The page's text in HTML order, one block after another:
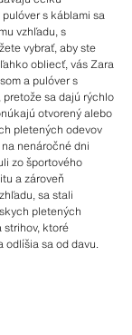
s káblami sa
vzhľadu, s
vybrať, aby ste
obliecť, vás Zara
a pulóver s
sa dajú rýchlo
otvorený alebo
pletených odevov
nenáročné dni
zo športového
a zároveň
sa stali
pletených
strihov, ktoré
odlíšia sa od davu.